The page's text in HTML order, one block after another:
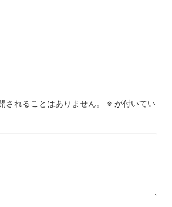
されることはありません。 ※ が付いてい